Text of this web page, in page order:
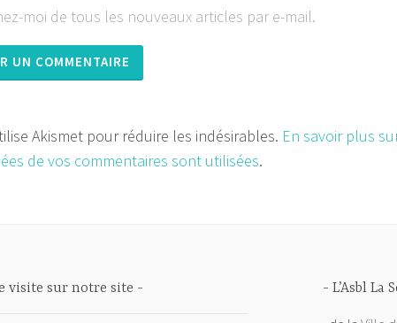
moi de tous les nouveaux articles par e-mail.
Akismet pour réduire les indésirables. En savoir plus
de vos commentaires sont utilisées.
visite sur notre site L’Asbl La